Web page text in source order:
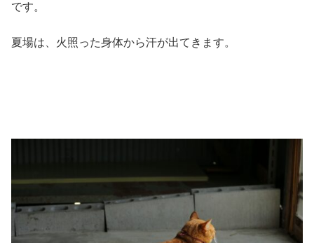
です。
夏場は、火照った身体から汗が出てきます。